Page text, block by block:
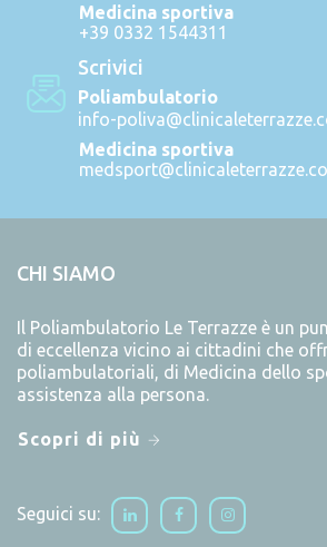
Medicina sportiva
+39 0332 1544311
Scrivici
Poliambulatorio
info-
Medicina sportiva
CHI SIAMO
Il Poliambulatorio Le Terrazze è un
di eccellenza vicino ai cittadini che
poliambulatoriali, di Medicina dello
assistenza alla persona.
Scopri di più
Seguici su: